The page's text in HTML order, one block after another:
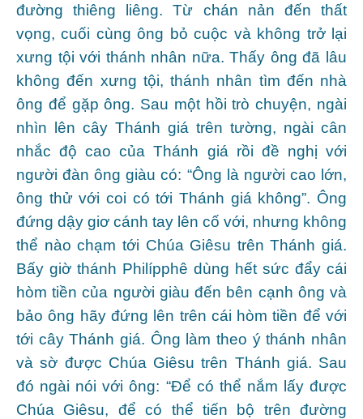
đường thiêng liêng. Từ chán nản đến thất
vọng, cuối cùng ông bỏ cuộc và không trở lại
xưng tội với thánh nhân nữa. Thấy ông đã lâu
không đến xưng tội, thánh nhân tìm đến nhà
ông để gặp ông. Sau một hồi trò chuyện, ngài
nhìn lên cây Thánh giá trên tường, ngài cân
nhắc độ cao của Thánh giá rồi đề nghị với
người đàn ông giàu có: “Ông là người cao lớn,
ông thử với coi có tới Thánh giá không”. Ông
đứng dậy giơ cánh tay lên cố với, nhưng không
thể nào chạm tới Chúa Giêsu trên Thánh giá.
Bấy giờ thánh Philípphê dùng hết sức đẩy cái
hòm tiền của người giàu đến bên cạnh ông và
bảo ông hãy đứng lên trên cái hòm tiền để với
tới cây Thánh giá. Ông làm theo ý thánh nhân
và sờ được Chúa Giêsu trên Thánh giá. Sau
đó ngài nói với ông: “Để có thể nắm lấy được
Chúa Giêsu, để có thể tiến bộ trên đường